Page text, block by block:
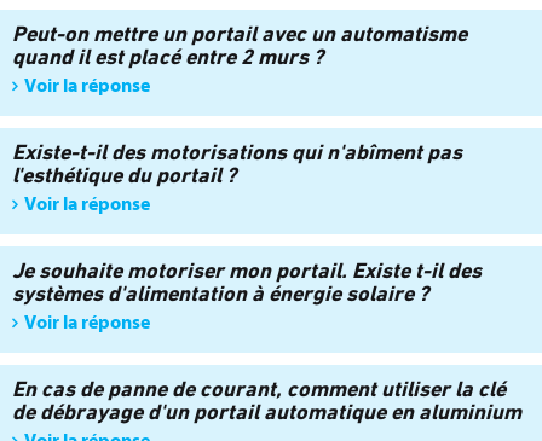
Peut-on mettre un portail avec un automatisme
quand il est placé entre 2 murs ?
Voir la réponse
Existe-t-il des motorisations qui n'abîment pas
l'esthétique du portail ?
Voir la réponse
Je souhaite motoriser mon portail. Existe t-il des
systèmes d'alimentation à énergie solaire ?
Voir la réponse
En cas de panne de courant, comment utiliser la clé
de débrayage d'un portail automatique en aluminium